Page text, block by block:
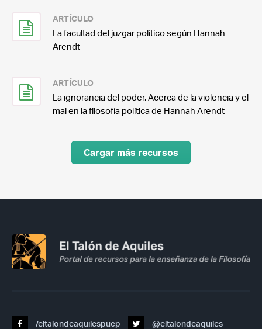
ARTÍCULO
La facultad del juzgar político según Hannah
Arendt
ARTÍCULO
La ignorancia del poder. Acerca de la violencia y el
mal en la filosofía política de Hannah Arendt
Cargar más recursos
/eltalondeaquilespucp @eltalondeaquiles